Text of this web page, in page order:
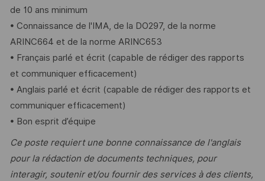
de 10 ans minimum
• Connaissance de l'IMA, de la DO297, de la norme
ARINC664 et de la norme ARINC653
• Français parlé et écrit (capable de rédiger des rapports
et communiquer efficacement)
• Anglais parlé et écrit (capable de rédiger des rapports et
communiquer efficacement)
• Bon esprit d’équipe
Ce poste requiert une bonne connaissance de l'anglais
pour la rédaction de documents techniques, pour
interagir, soutenir et/ou fournir des services à des clients,